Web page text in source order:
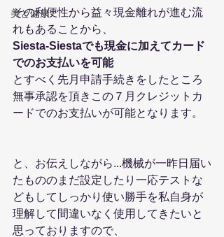
美と健康
その利便性から益々現金離れが進む流
れもあることから、
Siesta-Siestaでも現金に加えてカード
でのお支払いを可能
とすべく先月申請手続きをしたところ
無事承認を頂きこの７月クレジットカ
ードでのお支払いが可能となります。
と、お伝えしながら...機械が一昨日届い
たもののまだ設定したり一応テストな
どもしてしっかり使い勝手を私自身が
理解して間違いなく使用してきたいと
思っておりますので、